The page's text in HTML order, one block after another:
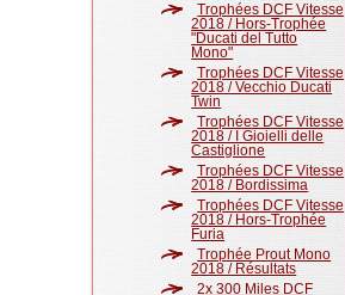
Trophées DCF Vitesse
2018 / Hors-Trophée
"Ducati del Tutto
Mono"
Trophées DCF Vitesse
2018 / Vecchio Ducati
Twin
Trophées DCF Vitesse
2018 / I Gioielli delle
Castiglione
Trophées DCF Vitesse
2018 / Bordissima
Trophées DCF Vitesse
2018 / Hors-Trophée
Furia
Trophée Prout Mono
2018 / Résultats
2x 300 Miles DCF